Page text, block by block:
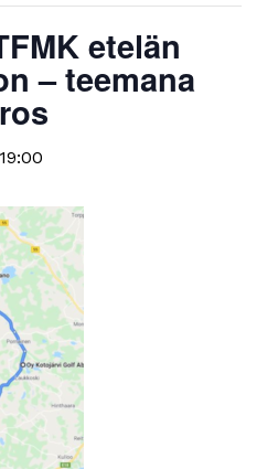
etelän
– teemana
19:00